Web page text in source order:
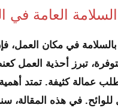
العامة في
بالسلامة في مكان العمل،
تبرز أحذية العمل
عمالة كثيفة. تمتد
للوائح. في هذه